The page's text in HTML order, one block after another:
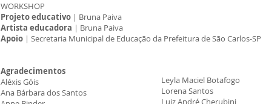
WORKSHOP
Projeto educativo | Bruna Paiva
Artista educadora | Bruna Paiva
Apoio | Secretaria Municipal de Educação da Prefeitura de São Carlos-SP
Agradecimentos
Aléxis Góis
Ana Bárbara dos Santos
Leyla Maciel Botafogo
Lorena Santos
Luiz André Cherubini